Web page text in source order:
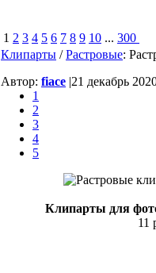
1 2 3 4 5 6 7 8 9 10 ... 300
Клипарты /Растровые:
Автор: fiace |21 декабрь
1
2
3
4
5
Клипарты для
11